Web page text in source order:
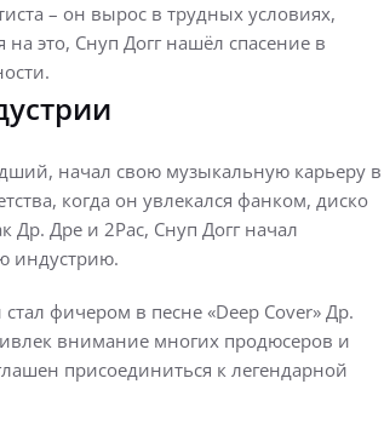
– он вырос в трудных условиях,
это, Снуп Догг нашёл спасение в
начал свою музыкальную карьеру в
когда он увлекался фанком, диско
Др. Дре и 2Pac, Снуп Догг начал
индустрию.
фичером в песне «Deep Cover» Др.
внимание многих продюсеров и
присоединиться к легендарной